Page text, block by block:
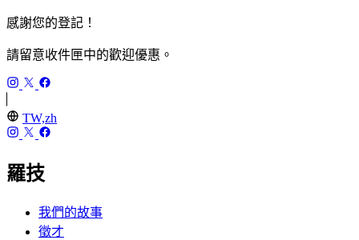
感謝您的登記！
請留意收件匣中的歡迎優惠。
TW,zh
羅技
我們的故事
徵才